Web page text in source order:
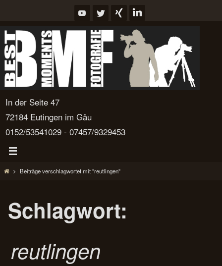
springen
In der Seite 47
72184 Eutingen im Gäu
0152/53541029 - 07457/9329453
StartBeiträge verschlagwortet mit "reutlingen"
Schlagwort:
reutlingen